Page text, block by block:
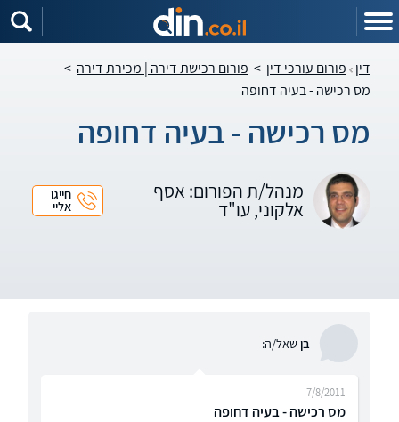
דין פורום עורכי דין > פורום רכישת דירה | מכירת דירה >
מס רכישה - בעיה דחופה
מס רכישה - בעיה דחופה
מנהל/ת הפורום: אסף
אלקוני, עו"ד
חייגו
אליי
בןשאל/ה:
מס רכישה - בעיה דחופה
7/8/2011